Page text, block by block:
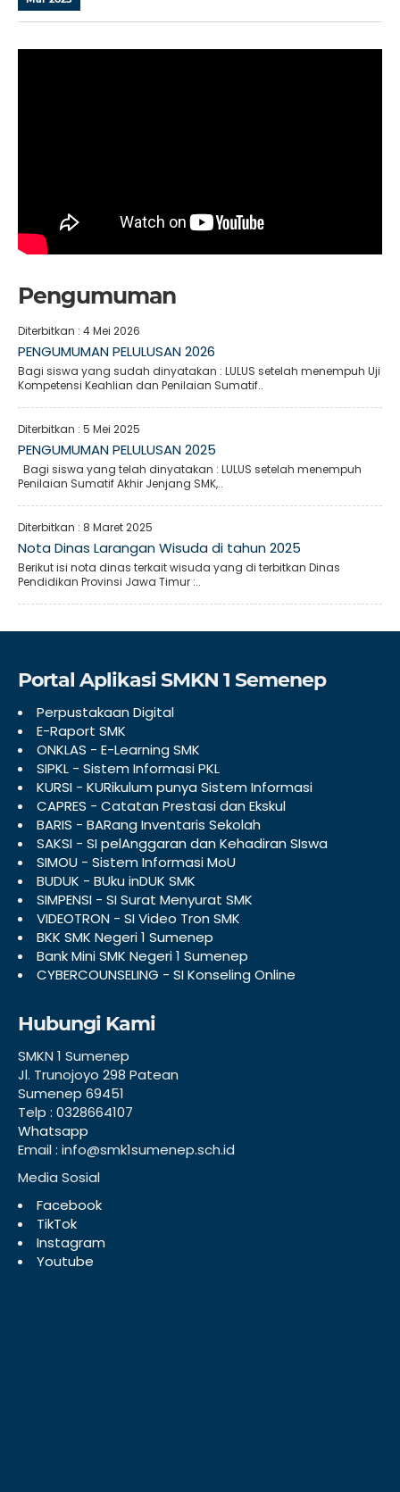
Pengumuman
Diterbitkan : 4 Mei 2026
PENGUMUMAN PELULUSAN 2026
Bagi siswa yang sudah dinyatakan : LULUS setelah menempuh Uji
Kompetensi Keahlian dan Penilaian Sumatif..
Diterbitkan : 5 Mei 2025
PENGUMUMAN PELULUSAN 2025
Bagi siswa yang telah dinyatakan : LULUS setelah menempuh
Penilaian Sumatif Akhir Jenjang SMK,..
Diterbitkan : 8 Maret 2025
Nota Dinas Larangan Wisuda di tahun 2025
Berikut isi nota dinas terkait wisuda yang di terbitkan Dinas
Pendidikan Provinsi Jawa Timur :..
Portal Aplikasi SMKN 1 Semenep
Perpustakaan Digital
E-Raport SMK
ONKLAS - E-Learning SMK
SIPKL - Sistem Informasi PKL
KURSI - KURikulum punya Sistem Informasi
CAPRES - Catatan Prestasi dan Ekskul
BARIS - BARang Inventaris Sekolah
SAKSI - SI pelAnggaran dan Kehadiran SIswa
SIMOU - Sistem Informasi MoU
BUDUK - BUku inDUK SMK
SIMPENSI - SI Surat Menyurat SMK
VIDEOTRON - SI Video Tron SMK
BKK SMK Negeri 1 Sumenep
Bank Mini SMK Negeri 1 Sumenep
CYBERCOUNSELING - SI Konseling Online
Hubungi Kami
SMKN 1 Sumenep
Jl. Trunojoyo 298 Patean
Sumenep 69451
Telp : 0328664107
Whatsapp
Email : info@smk1sumenep.sch.id
Media Sosial
Facebook
TikTok
Instagram
Youtube